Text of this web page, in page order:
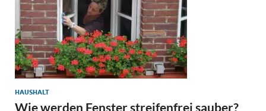
HAUSHALT
Wie werden Fenster streifenfrei sauber?